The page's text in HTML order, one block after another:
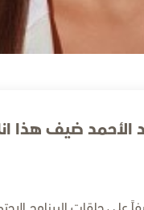
الأحمد ضيف هذا